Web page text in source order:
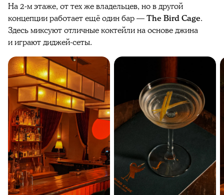
На 2-м этаже, от тех же владельцев, но в другой
концепции работает ещё один бар —The Bird Cage.
Здесь миксуют отличные коктейли на основе джина
и играют диджей-сеты.